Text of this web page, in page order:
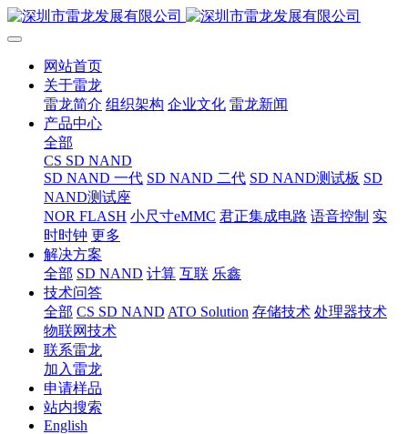
网站首页
关于雷龙
雷龙简介 组织架构 企业文化 雷龙新闻
产品中心
全部
CS SD NAND
SD NAND 一代 SD NAND 二代 SD NAND测试板 SD
NAND测试座
NOR FLASH 小尺寸eMMC 君正集成电路 语音控制 实
时时钟 更多
解决方案
全部 SD NAND 计算 互联 乐鑫
技术问答
全部 CS SD NAND ATO Solution 存储技术 处理器技术
物联网技术
联系雷龙
加入雷龙
申请样品
站内搜索
English